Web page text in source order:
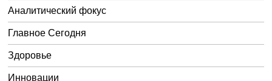
Аналитический фокус
Главное Сегодня
Здоровье
Инновации